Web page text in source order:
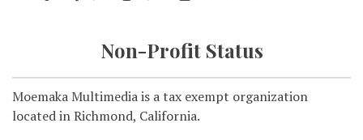
Non-Profit Status
Moemaka Multimedia is a tax exempt organization
located in Richmond, California.